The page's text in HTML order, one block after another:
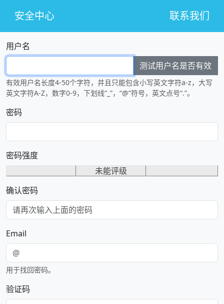
安全中心 联系我们
用户名
测试用户名是否有效
有效用户名长度4-50个字符，并且只能包含小写英文字符a-z，大写
英文字符A-Z，数字0-9，下划线“_”，“@”符号，英文点号“.”。
密码
密码强度
未能评级
确认密码
Email
用于找回密码。
验证码